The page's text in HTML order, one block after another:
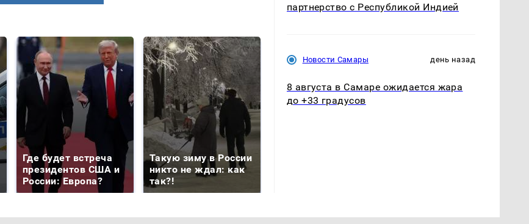
Где будет встреча
президентов США и
России: Европа?
Такую зиму в России
никто не ждал: как
так?!
партнерство с Республикой Индией
Новости Самары день назад
8 августа в Самаре ожидается жара
до +33 градусов